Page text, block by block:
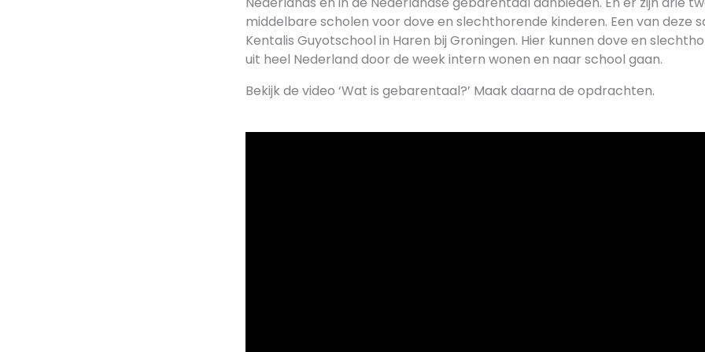
middelbare scholen voor dove en slechthorende kinderen. Een van deze
Kentalis Guyotschool in Haren bij Groningen. Hier kunnen dove en
uit heel Nederland door de week intern wonen en naar school gaan.
Bekijk de video ‘Wat is gebarentaal?’ Maak daarna de opdrachten.